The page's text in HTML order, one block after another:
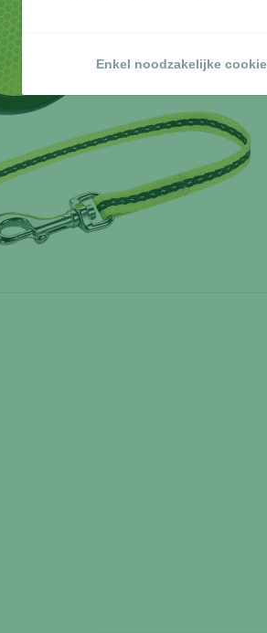
Enkel noodzakelijke